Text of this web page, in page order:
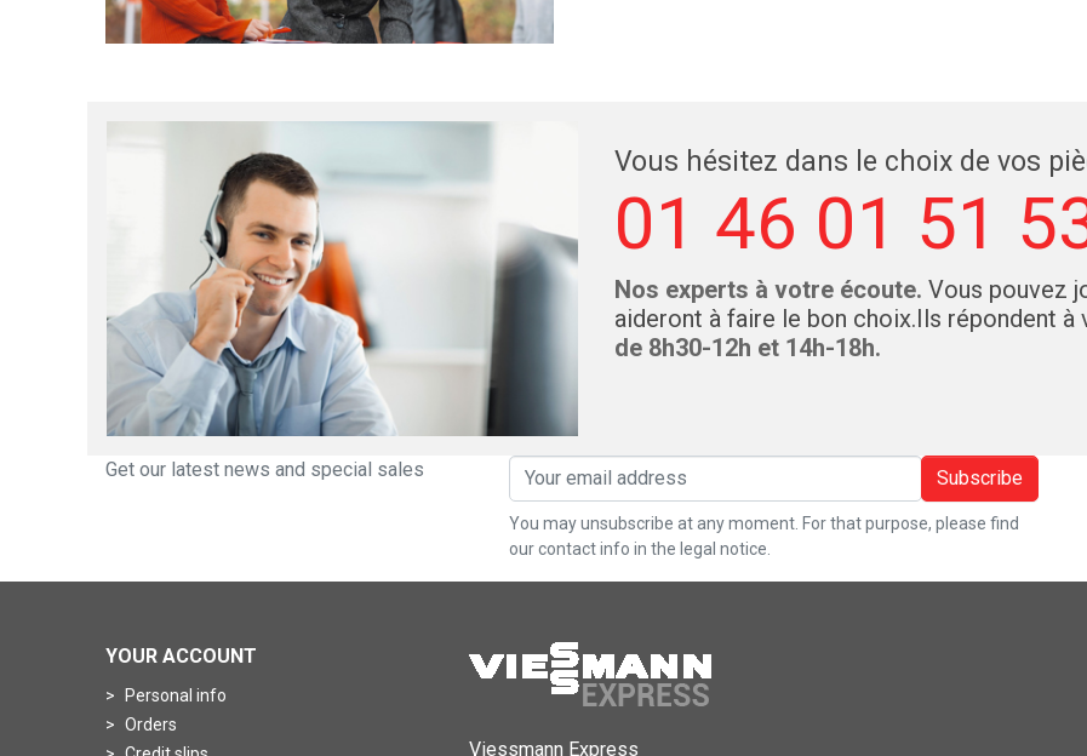
Vous hésitez dans le choix de vos
01 46 01 51
Nos experts à votre écoute. Vous pouvez
aideront à faire le bon choix.Ils répondent à
de 8h30-12h et 14h-18h.
Get our latest news and special sales Subscribe
You may unsubscribe at any moment. For that purpose, please find
our contact info in the legal notice.
YOUR ACCOUNT
Personal info
Orders
Viessmann Express